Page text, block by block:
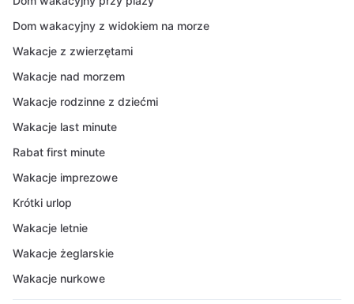
Dom wakacyjny z widokiem na morze
Wakacje z zwierzętami
Wakacje nad morzem
Wakacje rodzinne z dziećmi
Wakacje last minute
Rabat first minute
Wakacje imprezowe
Krótki urlop
Wakacje letnie
Wakacje żeglarskie
Wakacje nurkowe